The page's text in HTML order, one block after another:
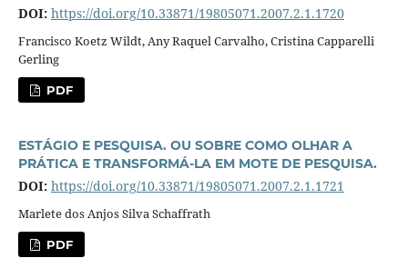
DOI: https://doi.org/10.33871/19805071.2007.2.1.1720
Francisco Koetz Wildt, Any Raquel Carvalho, Cristina Capparelli
Gerling
PDF
ESTÁGIO E PESQUISA. OU SOBRE COMO OLHAR A
PRÁTICA E TRANSFORMÁ-LA EM MOTE DE PESQUISA.
DOI: https://doi.org/10.33871/19805071.2007.2.1.1721
Marlete dos Anjos Silva Schaffrath
PDF